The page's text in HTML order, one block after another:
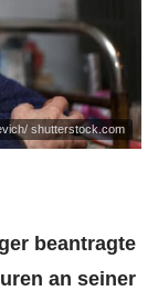
shutterstock.com
beantragte
an seiner